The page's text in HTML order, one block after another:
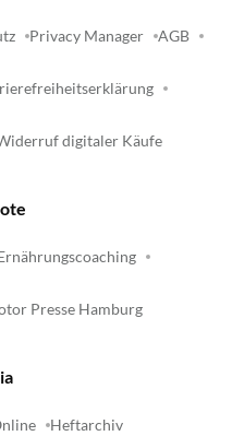
Privacy Manager AGB
digitaler Käufe
Presse Hamburg
Heftarchiv